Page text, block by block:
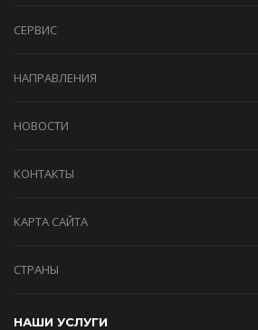
СЕРВИС
НАПРАВЛЕНИЯ
НОВОСТИ
КОНТАКТЫ
КАРТА САЙТА
СТРАНЫ
НАШИ УСЛУГИ